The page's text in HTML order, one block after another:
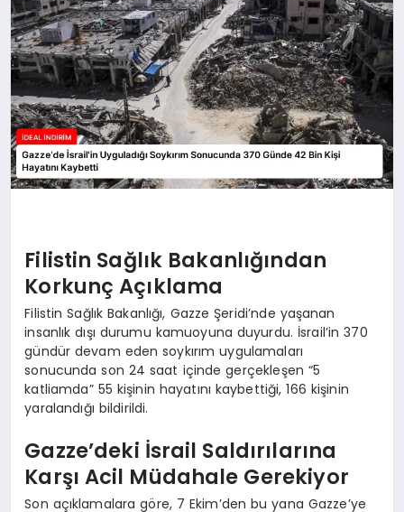
Filistin Sağlık Bakanlığından
Korkunç Açıklama
Filistin Sağlık Bakanlığı, Gazze Şeridi’nde yaşanan
insanlık dışı durumu kamuoyuna duyurdu. İsrail’in 370
gündür devam eden soykırım uygulamaları
sonucunda son 24 saat içinde gerçekleşen “5
katliamda” 55 kişinin hayatını kaybettiği, 166 kişinin
yaralandığı bildirildi.
Gazze’deki İsrail Saldırılarına
Karşı Acil Müdahale Gerekiyor
Son açıklamalara göre, 7 Ekim’den bu yana Gazze’ye